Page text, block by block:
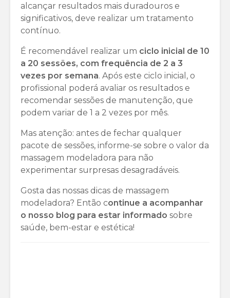
alcançar resultados mais duradouros e
significativos, deve realizar um tratamento
contínuo.
É recomendável realizar um ciclo inicial de 10
a 20 sessões, com frequência de 2 a 3
vezes por semana. Após este ciclo inicial, o
profissional poderá avaliar os resultados e
recomendar sessões de manutenção, que
podem variar de 1 a 2 vezes por mês.
Mas atenção: antes de fechar qualquer
pacote de sessões, informe-se sobre o valor da
massagem modeladora para não
experimentar surpresas desagradáveis.
Gosta das nossas dicas de massagem
modeladora? Então continue a acompanhar
o nosso blog para estar informado sobre
saúde, bem-estar e estética!